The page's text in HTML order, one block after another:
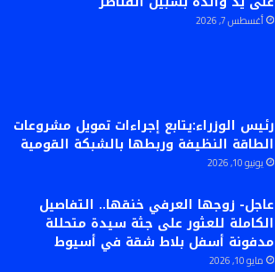
أغسطس 7, 2026
رئيس الوزراء:يتابع إجراءات تمويل مشروعات
الطاقة النظيفة وربطها بالشبكة القومية
يونيو 10, 2026
عاجل- زوجها العرفي خنقها.. التفاصيل
الكاملة للعثور على جثة سيدة متحللة
مدفونة أسفل بلاط شقة في أسيوط
مايو 10, 2026